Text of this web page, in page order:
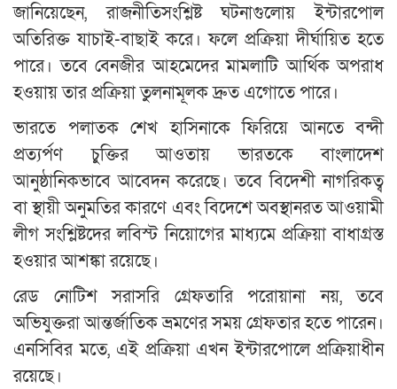
জানিয়েছেন, রাজনীতিসংশ্লিষ্ট ঘটনাগুলোয় ইন্টারপোল
অতিরিক্ত যাচাই-বাছাই করে। ফলে প্রক্রিয়া দীর্ঘায়িত হতে
পারে। তবে বেনজীর আহমেদের মামলাটি আর্থিক অপরাধ
হওয়ায় তার প্রক্রিয়া তুলনামূলক দ্রুত এগোতে পারে।
ভারতে পলাতক শেখ হাসিনাকে ফিরিয়ে আনতে বন্দী
প্রত্যর্পণ চুক্তির আওতায় ভারতকে বাংলাদেশ
আনুষ্ঠানিকভাবে আবেদন করেছে। তবে বিদেশী নাগরিকত্ব
বা স্থায়ী অনুমতির কারণে এবং বিদেশে অবস্থানরত আওয়ামী
লীগ সংশ্লিষ্টদের লবিস্ট নিয়োগের মাধ্যমে প্রক্রিয়া বাধাগ্রস্ত
হওয়ার আশঙ্কা রয়েছে।
রেড নোটিশ সরাসরি গ্রেফতারি পরোয়ানা নয়, তবে
অভিযুক্তরা আন্তর্জাতিক ভ্রমণের সময় গ্রেফতার হতে পারেন।
এনসিবির মতে, এই প্রক্রিয়া এখন ইন্টারপোলে প্রক্রিয়াধীন
রয়েছে।